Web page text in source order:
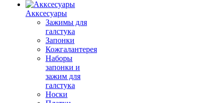
Акксесуары
Зажимы для
галстука
Запонки
Кожгалантерея
Наборы
запонки и
зажим для
галстука
Носки